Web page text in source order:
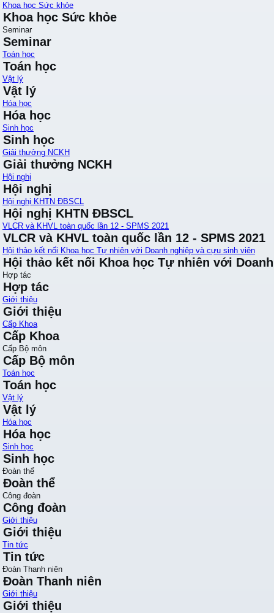
Khoa học Sức khỏe
Khoa học Sức khỏe
Seminar
Seminar
Toán học
Toán học
Vật lý
Vật lý
Hóa học
Hóa học
Sinh học
Sinh học
Giải thưởng NCKH
Giải thưởng NCKH
Hội nghị
Hội nghị
Hội nghị KHTN ĐBSCL
Hội nghị KHTN ĐBSCL
VLCR và KHVL toàn quốc lần 12 - SPMS 2021
VLCR và KHVL toàn quốc lần 12 - SPMS 2021
Hội thảo kết nối Khoa học Tự nhiên với Doanh nghiệp và cựu sinh viên
Hội thảo kết nối Khoa học Tự nhiên với
Hợp tác
Hợp tác
Giới thiệu
Giới thiệu
Cấp Khoa
Cấp Khoa
Cấp Bộ môn
Cấp Bộ môn
Toán học
Toán học
Vật lý
Vật lý
Hóa học
Hóa học
Sinh học
Sinh học
Đoàn thể
Đoàn thể
Công đoàn
Công đoàn
Giới thiệu
Giới thiệu
Tin tức
Tin tức
Đoàn Thanh niên
Đoàn Thanh niên
Giới thiệu
Giới thiệu